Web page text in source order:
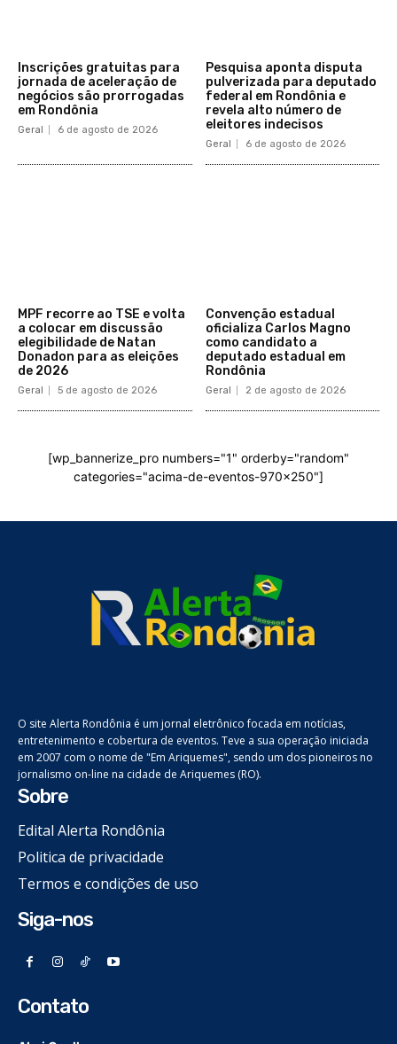
Inscrições gratuitas para
jornada de aceleração de
negócios são prorrogadas
em Rondônia
Geral 6 de agosto de 2026
Pesquisa aponta disputa
pulverizada para deputado
federal em Rondônia e
revela alto número de
eleitores indecisos
Geral 6 de agosto de 2026
MPF recorre ao TSE e volta
a colocar em discussão
elegibilidade de Natan
Donadon para as eleições
de 2026
Geral 5 de agosto de 2026
Convenção estadual
oficializa Carlos Magno
como candidato a
deputado estadual em
Rondônia
Geral 2 de agosto de 2026
[wp_bannerize_pro numbers="1" orderby="random"
categories="acima-de-eventos-970x250"]
O site Alerta Rondônia é um jornal eletrônico focada em notícias,
entretenimento e cobertura de eventos. Teve a sua operação iniciada
em 2007 com o nome de "Em Ariquemes", sendo um dos pioneiros no
jornalismo on-line na cidade de Ariquemes (RO).
Sobre
Edital Alerta Rondônia
Politica de privacidade
Termos e condições de uso
Siga-nos
Contato